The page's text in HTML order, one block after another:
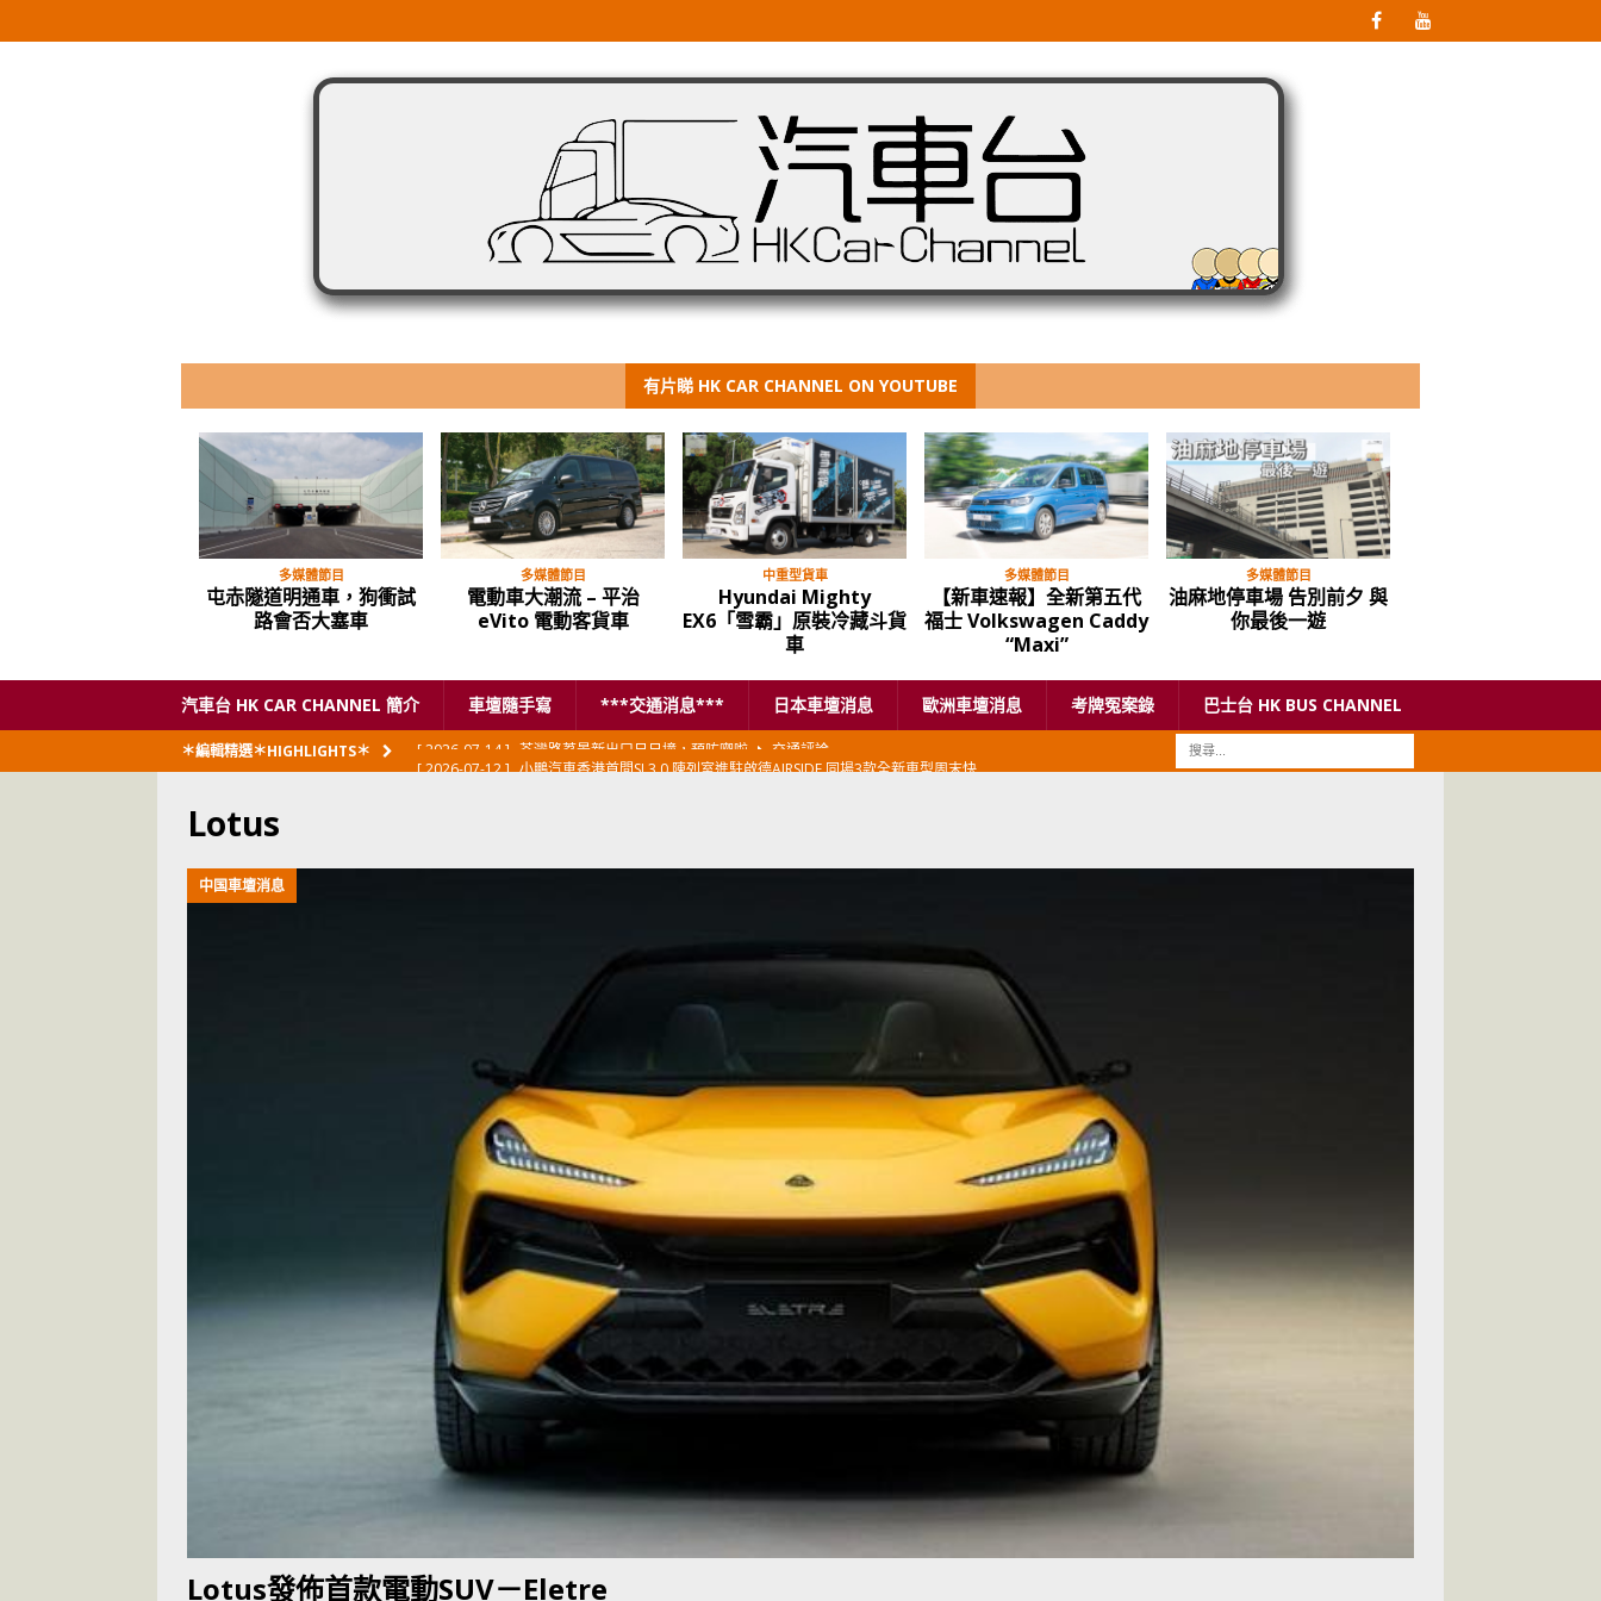
有片睇 HK CAR CHANNEL ON YOUTUBE
多媒體節目
屯赤隧道明通車，狗衝試
路會否大塞車
多媒體節目
電動車大潮流 – 平治
eVito 電動客貨車
中重型貨車
Hyundai Mighty
EX6「雪霸」原裝冷藏斗貨
車
多媒體節目
【新車速報】全新第五代
福士 Volkswagen Caddy
“Maxi”
多媒體節目
油麻地停車場 告別前夕 與
你最後一遊
汽車台 HK CAR CHANNEL 簡介 車壇隨手寫 ***交通消息*** 日本車壇消息 歐洲車壇消息 考牌冤案錄 巴士台 HK BUS CHANNEL
＊編輯精選＊HIGHLIGHTS＊ [ 2026-07-12 ] 小鵬汽車香港首間SI 3.0 陳列室進駐啟德AIRSIDE 同場3款全新車型周末快
[ 2026-06-12 ] 「香港車仔展2026」再嚟喇
汽車模型玩具
UBER 香港七宗罪之「第七宗罪」一切禍源，由抽盲盒開始
UBER 香港七宗罪之「第六宗罪」愛回家唔止回唔到家 跣司機勁過謝拉特
交通評論
[ 2026-05-28 ] UBER 香港七宗罪之「第五宗罪」金鋼箍五花大綁 司機哽唔落都要硬哽到
交通評論
[ 2026-05-27 ] 【英國】政府開放申請投入自動駕駛客運車輛服務業
運輸政策
[ 2026-05-24 ] UBER 香港七宗罪之「第四宗罪」Mission Impossible 但 Uber 唔止話之
交通評論
[ 2026-07-14 ] 荃灣路荔景新出口日日撞，預咗㗎啦 交通評論
Lotus
中国車壇消息
Lotus發佈首款電動SUV－Eletre